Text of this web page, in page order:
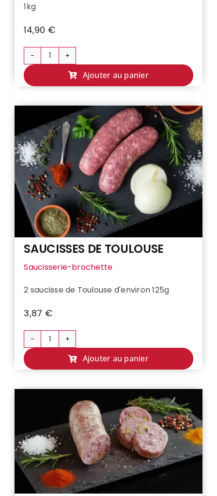
1kg
14,90 €
quantité
MERGUEZ
Ajouter au panier
SAUCISSES DE TOULOUSE
Saucisserie-brochette
2 saucisse de Toulouse d'environ 125g
3,87 €
quantité
SAUCISSES
TOULOUSE
Ajouter au panier